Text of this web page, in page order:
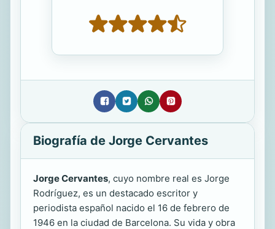
Biografía de Jorge Cervantes
Jorge Cervantes, cuyo nombre real es Jorge
Rodríguez, es un destacado escritor y
periodista español nacido el 16 de febrero de
1946 en la ciudad de Barcelona. Su vida y obra